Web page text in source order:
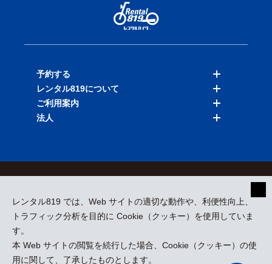
レンタル819 では、Web サイトの適切な動作や、利便性向上、
トラフィック分析を目的に Cookie（クッキー）を使用していま
す。
本 Web サイトの閲覧を続行した場合、Cookie（クッキー）の使
用に関して、了承したものとします。
予約する
バイクを探す
店舗を探す
レンタル819について
料金表
ご利用案内
法人
採用情報
プレスリリース
kizuki Rental Service © All Rights Reserved.